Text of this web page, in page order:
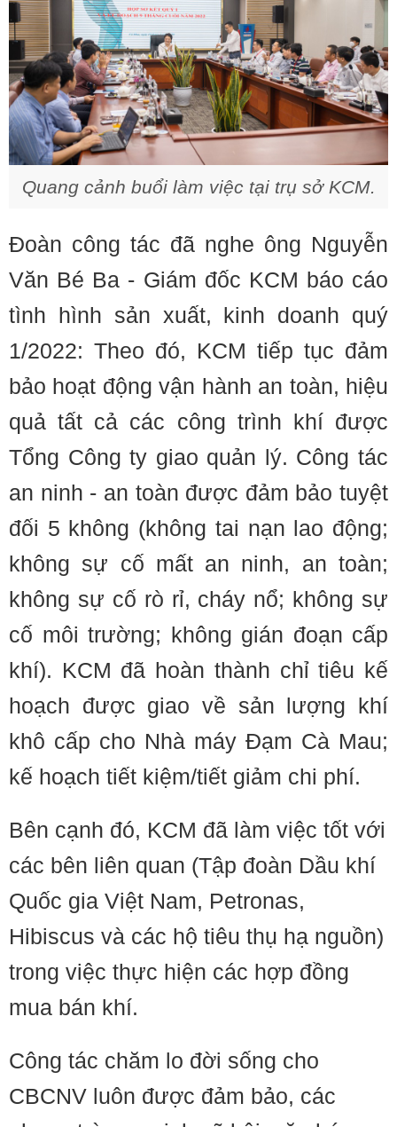
Quang cảnh buổi làm việc tại trụ sở KCM.
Đoàn công tác đã nghe ông Nguyễn
Văn Bé Ba - Giám đốc KCM báo cáo
tình hình sản xuất, kinh doanh quý
1/2022: Theo đó, KCM tiếp tục đảm
bảo hoạt động vận hành an toàn, hiệu
quả tất cả các công trình khí được
Tổng Công ty giao quản lý. Công tác
an ninh - an toàn được đảm bảo tuyệt
đối 5 không (không tai nạn lao động;
không sự cố mất an ninh, an toàn;
không sự cố rò rỉ, cháy nổ; không sự
cố môi trường; không gián đoạn cấp
khí). KCM đã hoàn thành chỉ tiêu kế
hoạch được giao về sản lượng khí
khô cấp cho Nhà máy Đạm Cà Mau;
kế hoạch tiết kiệm/tiết giảm chi phí.
Bên cạnh đó, KCM đã làm việc tốt với
các bên liên quan (Tập đoàn Dầu khí
Quốc gia Việt Nam, Petronas,
Hibiscus và các hộ tiêu thụ hạ nguồn)
trong việc thực hiện các hợp đồng
mua bán khí.
Công tác chăm lo đời sống cho
CBCNV luôn được đảm bảo, các